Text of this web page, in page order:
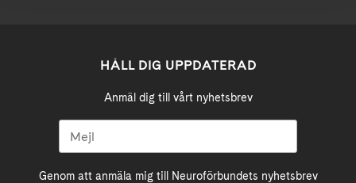
HÅLL DIG UPPDATERAD
Anmäl dig till vårt nyhetsbrev
Genom att anmäla mig till Neuroförbundets nyhetsbrev